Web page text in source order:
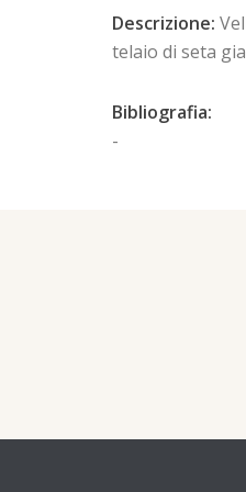
Descrizione:
telaio di seta
Bibliografia:
-